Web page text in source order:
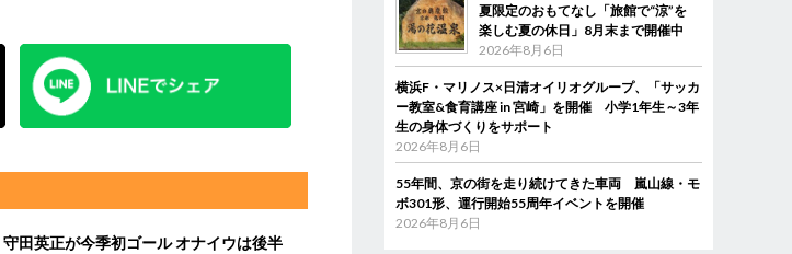
守田英正が今季初ゴール オナイウは後半
夏限定のおもてなし「旅館で“涼”を
楽しむ夏の休日」8月末まで開催中
2026年8月6日
横浜F・マリノス×日清オイリオグループ、「サッカ
ー教室&食育講座 in 宮崎」を開催 小学1年生～3年
生の身体づくりをサポート
2026年8月6日
55年間、京の街を走り続けてきた車両 嵐山線・モ
ボ301形、運行開始55周年イベントを開催
2026年8月6日